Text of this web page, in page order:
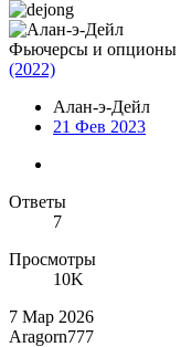
Фьючерсы и опционы
(2022)
Алан-э-Дейл
21 Фев 2023
Ответы
7
Просмотры
10K
7 Мар 2026
Aragorn777